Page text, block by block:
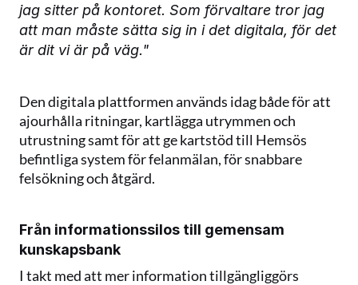
jag sitter på kontoret. Som förvaltare tror jag
att man måste sätta sig in i det digitala, för det
är dit vi är på väg."
Den digitala plattformen används idag både för att
ajourhålla ritningar, kartlägga utrymmen och
utrustning samt för att ge kartstöd till Hemsös
befintliga system för felanmälan, för snabbare
felsökning och åtgärd.
Från informationssilos till gemensam
kunskapsbank
I takt med att mer information tillgängliggörs